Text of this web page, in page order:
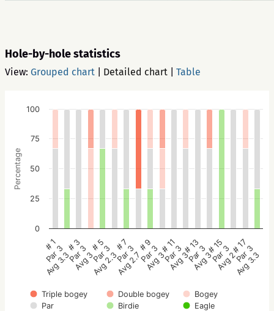
Hole-by-hole statistics
View: Grouped chart Detailed chart Table
Percentage
Triple bogey Double bogey
Bogey
Par
Birdie
Eagle
# 1
Par 3
Avg 3.3
# 3
Par 3
Avg 3
# 5
Par 3
Avg 2.3
# 7
Par 3
Avg 2.7
# 9
Par 3
Avg 3
# 11
Par 3
Avg 3
# 13
Par 3
Avg 3
# 15
Par 3
Avg 2
# 17
Par 3
Avg 3.3
0
25
50
75
100